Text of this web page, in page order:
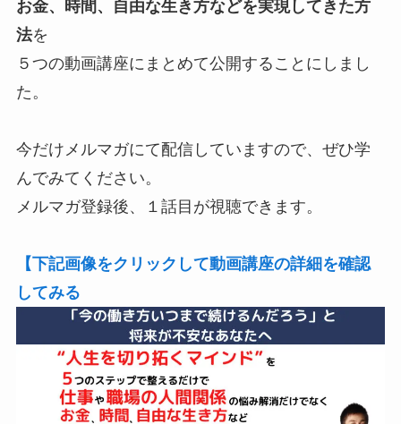
お金、時間、自由な生き方などを実現してきた方
法を
５つの動画講座にまとめて公開することにしまし
た。
今だけメルマガにて配信していますので、ぜひ学
んでみてください。
メルマガ登録後、１話目が視聴できます。
【下記画像をクリックして動画講座の詳細を確認
してみる